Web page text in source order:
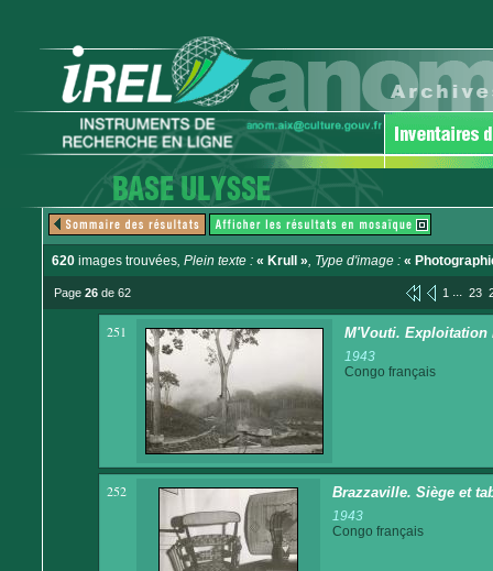
620 images trouvées, Plein texte : « Krull », Type d'image : «
Page 26 de 62 1 ... 23
251 M'Vouti. Exploitation
1943
Congo français
252 Brazzaville. Siège et
1943
Congo français